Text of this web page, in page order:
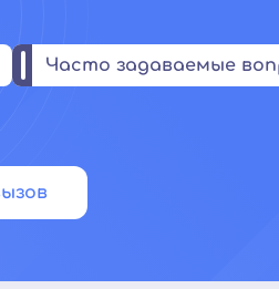
Часто задаваемые